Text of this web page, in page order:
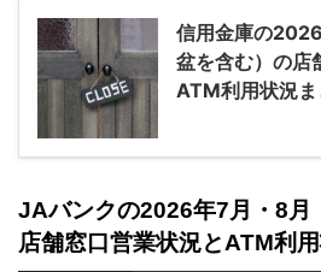
信用金庫の
盆を含む）の店
ATM利用状況
JAバンクの2026年7月・8月
店舗窓口営業状況とATM利